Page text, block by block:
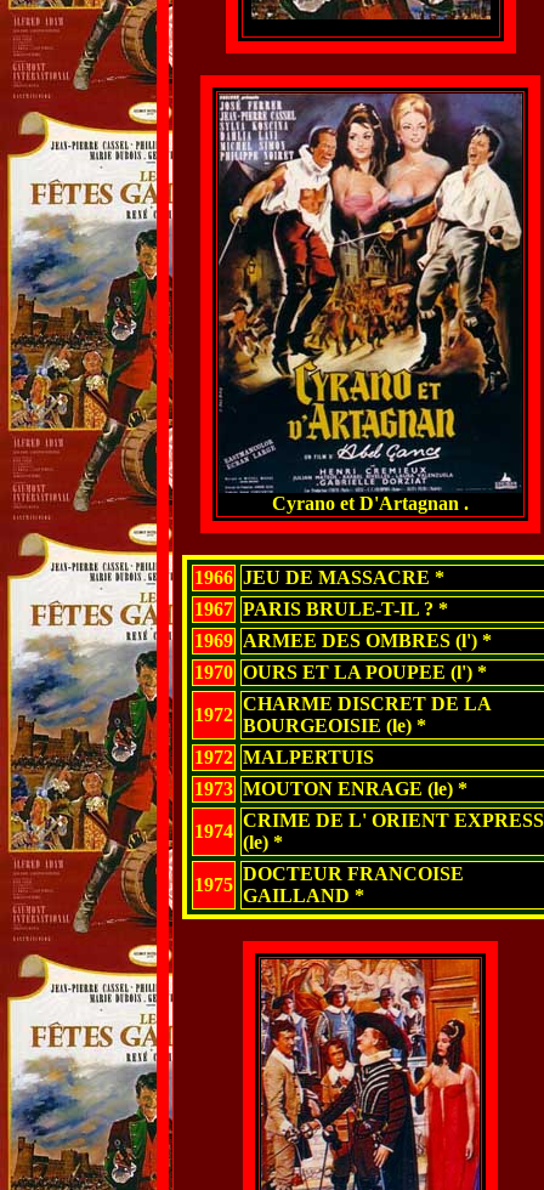
Cyrano et D'Artagnan .
1966 JEU DE MASSACRE *
1967 PARIS BRULE-T-IL ? *
1969 ARMEE DES OMBRES (l') *
1970 OURS ET LA POUPEE (l') *
1972
CHARME DISCRET DE LA
BOURGEOISIE (le) *
1972 MALPERTUIS
1973 MOUTON ENRAGE (le) *
1974
CRIME DE L' ORIENT EXPRESS
(le) *
1975
DOCTEUR FRANCOISE
GAILLAND *